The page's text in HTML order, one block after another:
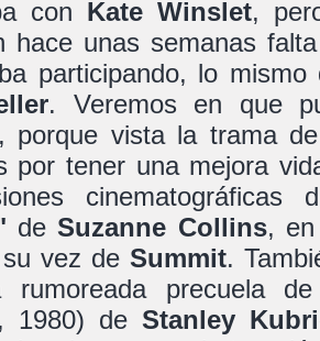
con Kate Winslet,
hace unas semanas
participando, lo
. Veremos en que
porque vista la trama
por tener una mejora
cinematográficas
deSuzanne Collins,
su vez deSummit.
rumoreada precuela
, 1980) de Stanley